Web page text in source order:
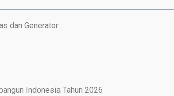
dan Generator
Indonesia Tahun 2026